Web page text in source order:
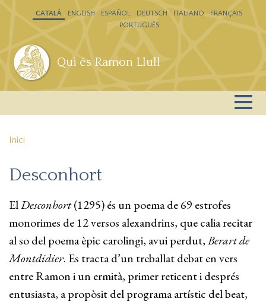
Vés al contingut
Qui és Ramon Llull
CATALÁ ENGLISH ESPAÑOL DEUTSCH ITALIANO
FRANÇAIS
PORTUGUÊS
Inici
Desconhort
ElDesconhort(1295) és un poema de 69 estrofes
monorimes de 12 versos alexandrins, que calia recitar
al so del poema èpic carolingi, avui perdut,Berart de
Montdidier. Es tracta d’un treballat debat en vers
entre Ramon i un ermità, primer reticent i després
entusiasta, a propòsit del programa artístic del beat,